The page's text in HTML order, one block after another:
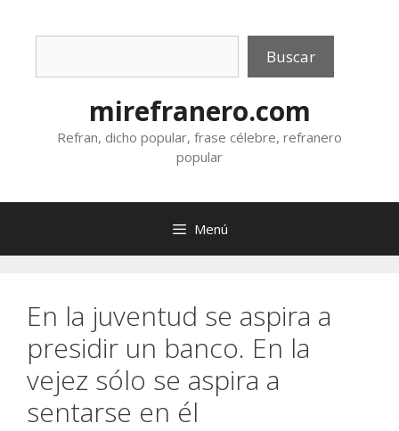
Buscar
mirefranero.com
Refran, dicho popular, frase célebre, refranero
popular
Menú
En la juventud se aspira a
presidir un banco. En la
vejez sólo se aspira a
sentarse en él